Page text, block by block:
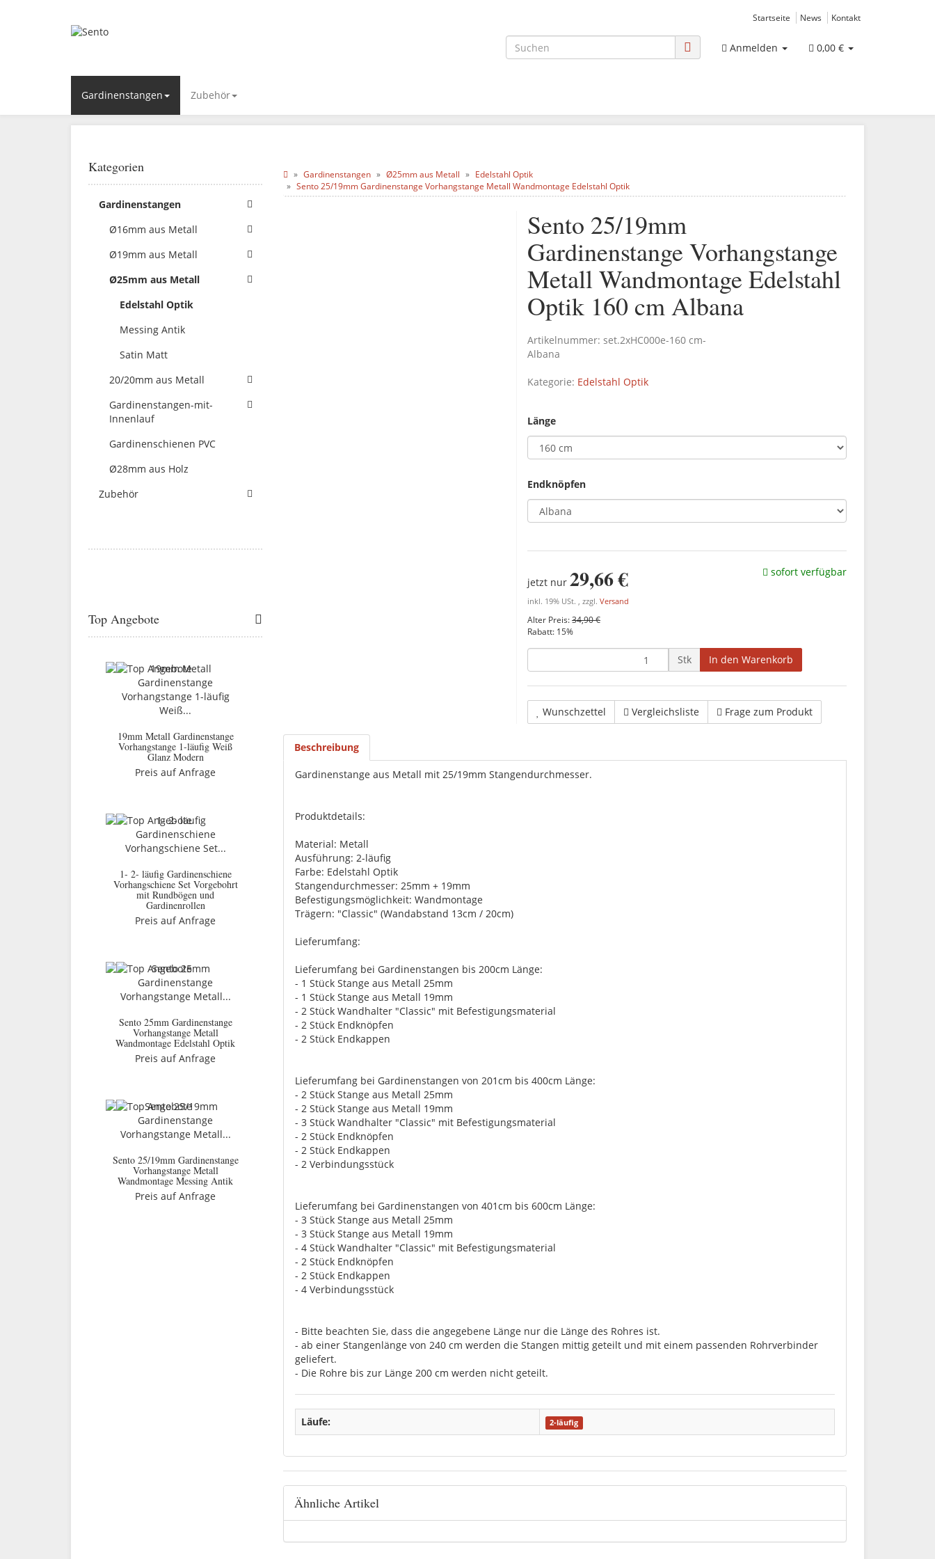
Startseite News Kontakt
Anmelden 0,00 €
Gardinenstangen Zubehör
Gardinenstangen Ø25mm aus Metall
Edelstahl Optik
Sento 25/19mm Gardinenstange Vorhangstange Metall Wandmontage Edelstahl Optik
Sento 25/19mm
Gardinenstange Vorhangstange
Metall Wandmontage Edelstahl
Optik 160 cm Albana
Artikelnummer: set.2xHC000e-160 cm-
Albana
Kategorie: Edelstahl Optik
Länge
Endknöpfen
jetzt nur 29,66 €
inkl. 19% USt. , zzgl. Versand
Alter Preis:34,90 €
Rabatt: 15%
sofort verfügbar
Stk In den Warenkorb
Wunschzettel Vergleichsliste Frage zum Produkt
Beschreibung
Gardinenstange aus Metall mit 25/19mm Stangendurchmesser.
Produktdetails:
Material: Metall
Ausführung: 2-läufig
Farbe: Edelstahl Optik
Stangendurchmesser: 25mm + 19mm
Befestigungsmöglichkeit: Wandmontage
Trägern: "Classic" (Wandabstand 13cm / 20cm)
Lieferumfang:
Lieferumfang bei Gardinenstangen bis 200cm Länge:
- 1 Stück Stange aus Metall 25mm
- 1 Stück Stange aus Metall 19mm
- 2 Stück Wandhalter "Classic" mit Befestigungsmaterial
- 2 Stück Endknöpfen
- 2 Stück Endkappen
Lieferumfang bei Gardinenstangen von 201cm bis 400cm Länge:
- 2 Stück Stange aus Metall 25mm
- 2 Stück Stange aus Metall 19mm
- 3 Stück Wandhalter "Classic" mit Befestigungsmaterial
- 2 Stück Endknöpfen
- 2 Stück Endkappen
- 2 Verbindungsstück
Lieferumfang bei Gardinenstangen von 401cm bis 600cm Länge:
- 3 Stück Stange aus Metall 25mm
- 3 Stück Stange aus Metall 19mm
- 4 Stück Wandhalter "Classic" mit Befestigungsmaterial
- 2 Stück Endknöpfen
- 2 Stück Endkappen
- 4 Verbindungsstück
- Bitte beachten Sie, dass die angegebene Länge nur die Länge des Rohres ist.
- ab einer Stangenlänge von 240 cm werden die Stangen mittig geteilt und mit einem passenden Rohrverbinder
geliefert.
- Die Rohre bis zur Länge 200 cm werden nicht geteilt.
Läufe: 2-läufig
Ähnliche Artikel
Kategorien
Gardinenstangen
Ø16mm aus Metall
Ø19mm aus Metall
Ø25mm aus Metall
Edelstahl Optik
Messing Antik
Satin Matt
20/20mm aus Metall
Gardinenstangen-mit-
Innenlauf
Gardinenschienen PVC
Ø28mm aus Holz
Zubehör
Top Angebote
19mm Metall Gardinenstange
Vorhangstange 1-läufig Weiß
Glanz Modern
Preis auf Anfrage
1- 2- läufig Gardinenschiene
Vorhangschiene Set Vorgebohrt
mit Rundbögen und
Gardinenrollen
Preis auf Anfrage
Sento 25mm Gardinenstange
Vorhangstange Metall
Wandmontage Edelstahl Optik
Preis auf Anfrage
Sento 25/19mm Gardinenstange
Vorhangstange Metall
Wandmontage Messing Antik
Preis auf Anfrage